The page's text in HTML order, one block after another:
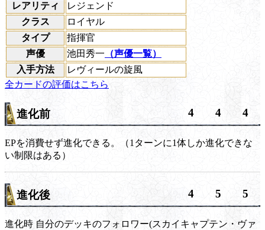
レアリティ
レジェンド
クラス
ロイヤル
タイプ
指揮官
声優
池田秀一 （声優一覧）
入手方法
レヴィールの旋風
全カードの評価はこちら
進化前 4 4 4
EPを消費せず進化できる。（1ターンに1体しか進化できな
い制限はある）
進化後 4 5 5
進化時 自分のデッキのフォロワー(スカイキャプテン・ヴァ